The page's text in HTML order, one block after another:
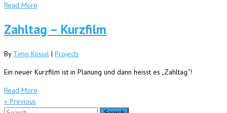
Read More
Zahltag – Kurzfilm
By Timo Kosiol | Projects
Ein neuer Kurzfilm ist in Planung und dann heisst es „Zahltag“!
Read More
« Previous